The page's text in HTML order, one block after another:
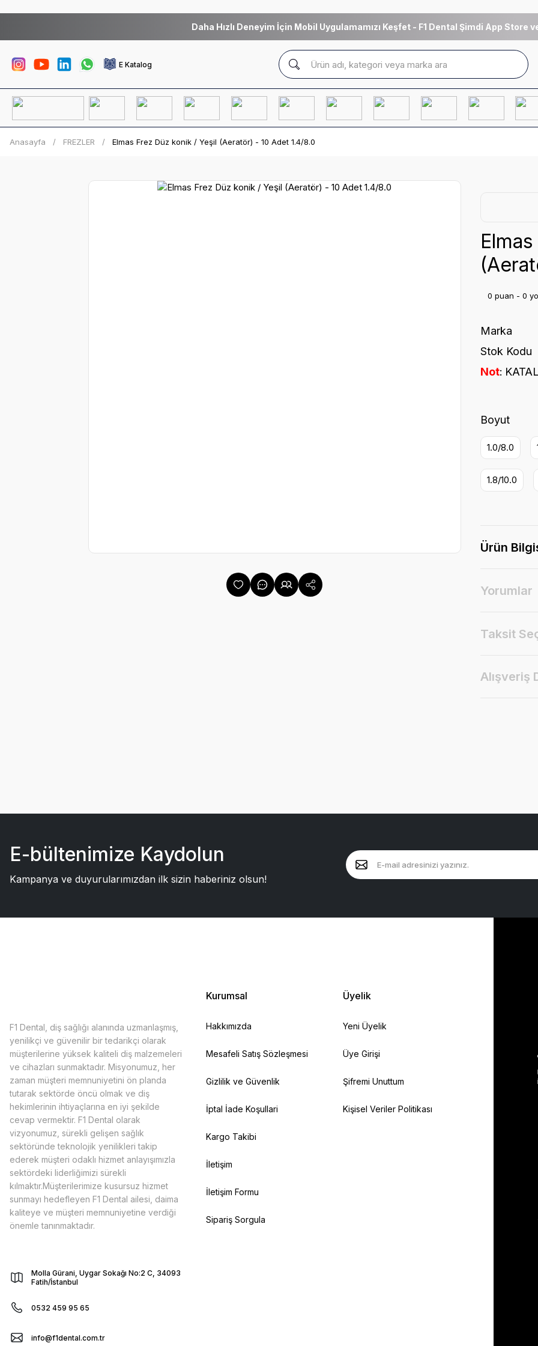
Daha Hızlı Deneyim İçin Mobil Uygulamamızı Keşfet - F1 Dental Şimdi App Store
E Katalog
Anasayfa FREZLER Elmas Frez Düz konik / Yeşil (Aeratör) - 10 Adet 1.4/8.0
0 puan - 0
Marka
Stok Kodu
Not
Boyut
1.0/8.0
1.8/10.0
Ürün
Yorumlar
Taksit
Alışveriş
E-bültenimize Kaydolun
Kampanya ve duyurularımızdan ilk sizin haberiniz olsun!
F1 Dental, diş sağlığı alanında uzmanlaşmış,
yenilikçi ve güvenilir bir tedarikçi olarak
müşterilerine yüksek kaliteli diş malzemeleri
ve cihazları sunmaktadır. Misyonumuz, her
zaman müşteri memnuniyetini ön planda
tutarak sektörde öncü olmak ve diş
hekimlerinin ihtiyaçlarına en iyi şekilde
cevap vermektir. F1 Dental olarak
vizyonumuz, sürekli gelişen sağlık
sektöründe teknolojik yenilikleri takip
ederek müşteri odaklı hizmet anlayışımızla
sektördeki liderliğimizi sürekli
kılmaktır.Müşterilerimize kusursuz hizmet
sunmayı hedefleyen F1 Dental ailesi, daima
kaliteye ve müşteri memnuniyetine verdiği
önemle tanınmaktadır.
Molla Gürani, Uygar Sokağı No:2 C, 34093
Fatih/İstanbul
0532 459 95 65
info@f1dental.com.tr
Kurumsal
Hakkımızda
Mesafeli Satış Sözleşmesi
Gizlilik ve Güvenlik
İptal İade Koşullari
Kargo Takibi
İletişim
İletişim Formu
Sipariş Sorgula
Üyelik
Yeni Üyelik
Üye Girişi
Şifremi Unuttum
Kişisel Veriler Politikası